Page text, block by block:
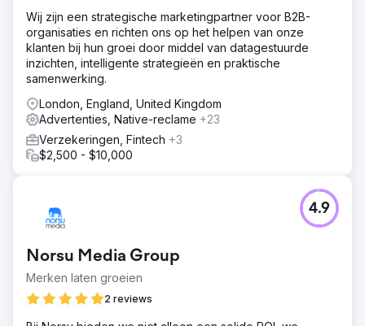
Oplossing
We hebben uitgebreid onderzoek gedaan, trefwoorden
geoptimaliseerd en een zeer gerichte PPC-campagne
gelanceerd met behulp van Google Ads. Daarnaast
hebben we boeiende en informatieve content gemaakt
die gericht is op potentiële patiënten en
gezondheidsliefhebbers, om te zorgen dat deze aansluit
bij hun behoeften.
Resultaat
patiëntafspraken 35% stijging in betrokkenheid op
sociale media De klant werd vermeld op prominente
aanwezigheid en reputatie aanzienlijk versterkte.
Wij zijn een strategische marketingpartner voor B2B-
organisaties en richten ons op het helpen van onze
klanten bij hun groei door middel van datagestuurde
inzichten, intelligente strategieën en praktische
samenwerking.
London, England, United Kingdom
Advertenties, Native-reclame +23
Verzekeringen, Fintech +3
$2,500 - $10,000
Norsu Media Group
Merken laten groeien
2 reviews
4.9